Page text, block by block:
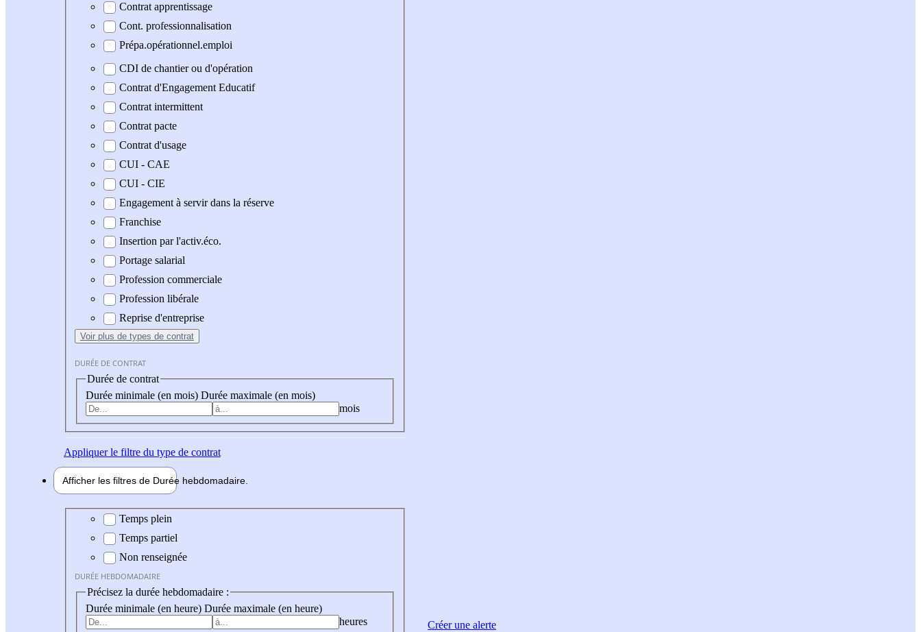
Contrat apprentissage
Cont. professionnalisation
Prépa.opérationnel.emploi
CDI de chantier ou d'opération
Contrat d'Engagement Educatif
Contrat intermittent
Contrat pacte
Contrat d'usage
CUI - CAE
CUI - CIE
Engagement à servir dans la réserve
Franchise
Insertion par l'activ.éco.
Portage salarial
Profession commerciale
Profession libérale
Reprise d'entreprise
Voir plus de types de contrat
DURÉE DE CONTRAT
Durée de contrat
Durée minimale (en mois) Durée maximale (en mois)
mois
Appliquerle filtre du type de contrat
Afficher les filtres de Durée hebdomadaire
Durée hebdomadaire
Temps plein
Temps partiel
Non renseignée
DURÉE HEBDOMADAIRE
Précisez la durée hebdomadaire :
Durée minimale (en heure) Durée maximale (en heure)
heures
Créer une alerte